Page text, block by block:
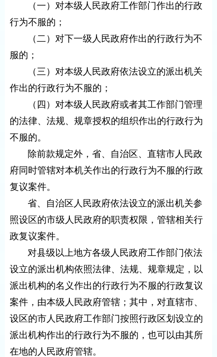
（一）对本级人民政府工作部门作出的行政
行为不服的；
（二）对下一级人民政府作出的行政行为不
服的；
（三）对本级人民政府依法设立的派出机关
作出的行政行为不服的；
（四）对本级人民政府或者其工作部门管理
的法律、法规、规章授权的组织作出的行政行为
不服的。
除前款规定外，省、自治区、直辖市人民政
府同时管辖对本机关作出的行政行为不服的行政
复议案件。
省、自治区人民政府依法设立的派出机关参
照设区的市级人民政府的职责权限，管辖相关行
政复议案件。
对县级以上地方各级人民政府工作部门依法
设立的派出机构依照法律、法规、规章规定，以
派出机构的名义作出的行政行为不服的行政复议
案件，由本级人民政府管辖；其中，对直辖市、
设区的市人民政府工作部门按照行政区划设立的
派出机构作出的行政行为不服的，也可以由其所
在地的人民政府管辖。